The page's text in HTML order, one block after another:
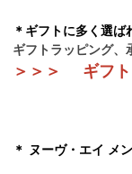
＊ギフトに多く選ば
ギフトラッピング、
＞ ＞ ＞ ギフ
＊ ヌーヴ・エイ メ